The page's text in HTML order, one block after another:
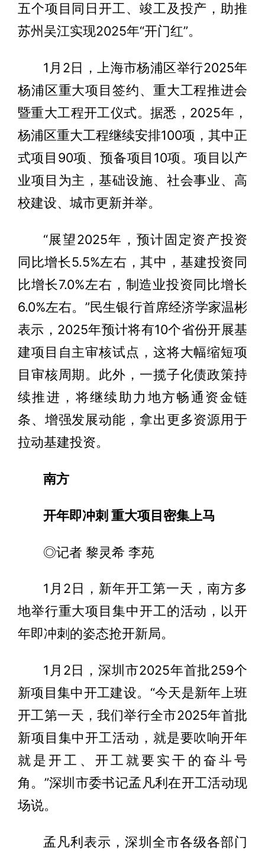
五个项目同日开工、竣工及投产，助推
苏州吴江实现2025年“开门红”。
1月2日，上海市杨浦区举行2025年
杨浦区重大项目签约、重大工程推进会
暨重大工程开工仪式。据悉，2025年，
杨浦区重大工程继续安排100项，其中正
式项目90项、预备项目10项。项目以产
业项目为主，基础设施、社会事业、高
校建设、城市更新并举。
“展望2025年，预计固定资产投资
同比增长5.5%左右，其中，基建投资同
比增长7.0%左右，制造业投资同比增长
6.0%左右。”民生银行首席经济学家温彬
表示，2025年预计将有10个省份开展基
建项目自主审核试点，这将大幅缩短项
目审核周期。此外，一揽子化债政策持
续推进，将继续助力地方畅通资金链
条、增强发展动能，拿出更多资源用于
拉动基建投资。
南方
开年即冲刺 重大项目密集上马
◎记者 黎灵希 李苑
1月2日，新年开工第一天，南方多
地举行重大项目集中开工的活动，以开
年即冲刺的姿态抢开新局。
1月2日，深圳市2025年首批259个
新项目集中开工建设。“今天是新年上班
开工第一天，我们举行全市2025年首批
新项目集中开工活动，就是要吹响开年
就是开工、开工就要实干的奋斗号
角。”深圳市委书记孟凡利在开工活动现
场说。
孟凡利表示，深圳全市各级各部门